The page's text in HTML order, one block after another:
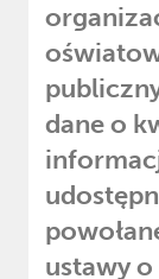
dane o
ustawy